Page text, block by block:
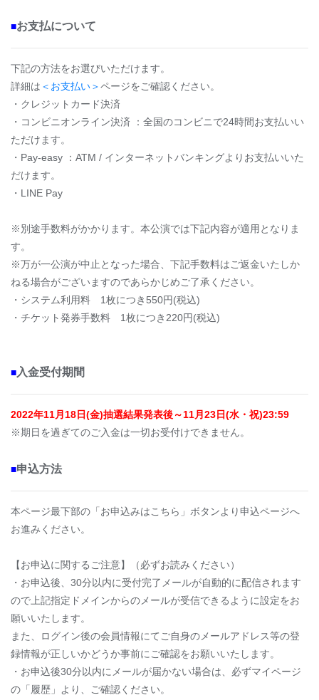
■お支払について
下記の方法をお選びいただけます。
詳細は ＜お支払い＞ページをご確認ください。
・クレジットカード決済
・コンビニオンライン決済 ：全国のコンビニで24時間お支払いい
ただけます。
・Pay-easy ：ATM / インターネットバンキングよりお支払いいた
だけます。
・LINE Pay
※別途手数料がかかります。本公演では下記内容が適用となりま
す。
※万が一公演が中止となった場合、下記手数料はご返金いたしか
ねる場合がございますのであらかじめご了承ください。
・システム利用料 1枚につき550円(税込)
・チケット発券手数料 1枚につき220円(税込)
■入金受付期間
2022年11月18日(金)抽選結果発表後～11月23日(水・祝)23:59
※期日を過ぎてのご入金は一切お受付けできません。
■申込方法
本ページ最下部の「お申込みはこちら」ボタンより申込ページへ
お進みください。
【お申込に関するご注意】（必ずお読みください）
・お申込後、30分以内に受付完了メールが自動的に配信されます
ので上記指定ドメインからのメールが受信できるように設定をお
願いいたします。
また、ログイン後の会員情報にてご自身のメールアドレス等の登
録情報が正しいかどうか事前にご確認をお願いいたします。
・お申込後30分以内にメールが届かない場合は、必ずマイページ
の「履歴」より、ご確認ください。